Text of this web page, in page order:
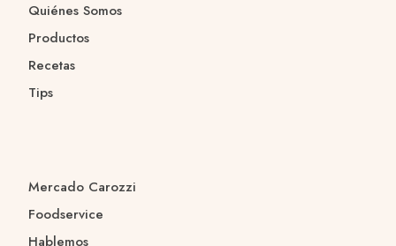
Quiénes Somos
Productos
Recetas
Tips
Mercado Carozzi
Foodservice
Hablemos